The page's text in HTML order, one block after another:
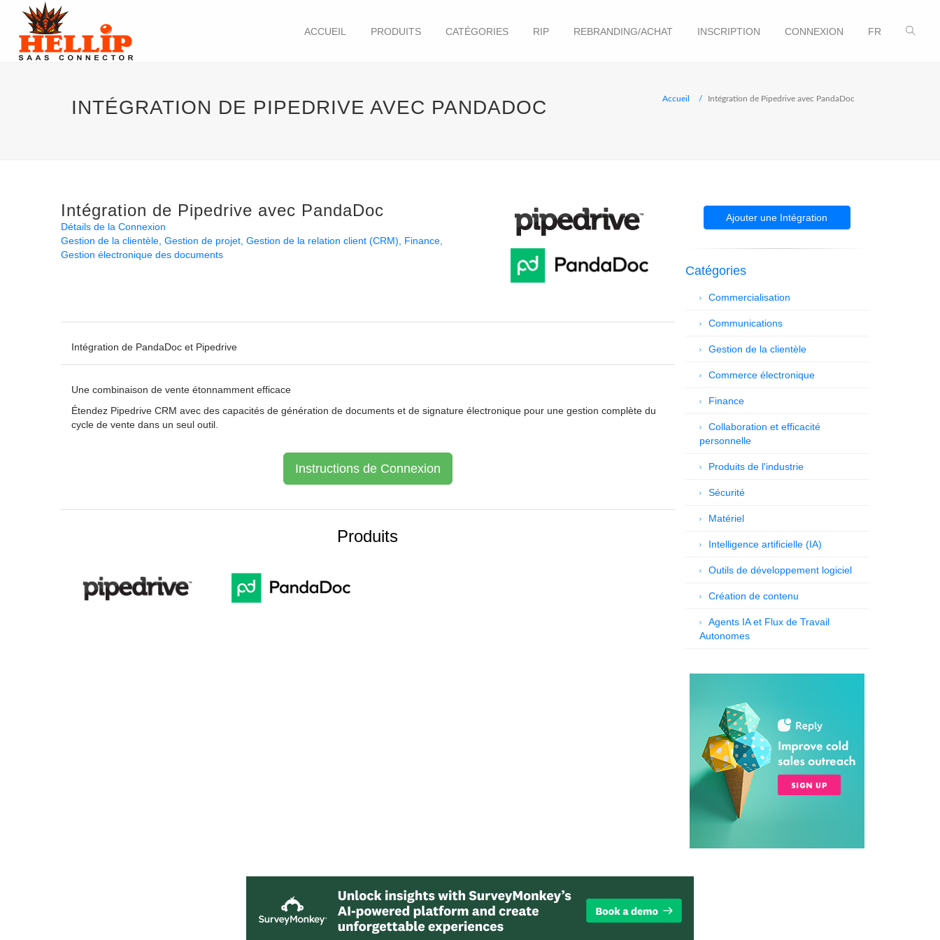
ACCUEIL PRODUITS CATÉGORIES RIP REBRANDING/ACHAT INSCRIPTION CONNEXION FR
INTÉGRATION DE PIPEDRIVE AVEC PANDADOC Accueil Intégration de Pipedrive avec PandaDoc
Intégration de Pipedrive avec PandaDoc
Détails de la Connexion
Gestion de la clientèle Gestion de projet Gestion de la relation client (CRM)
Finance
Gestion électronique des documents
Intégration de PandaDoc et Pipedrive
Une combinaison de vente étonnamment efficace
Étendez Pipedrive CRM avec des capacités de génération de documents et de signature électronique pour une gestion complète du
cycle de vente dans un seul outil.
Instructions de Connexion
Produits
Ajouter une Intégration
Catégories
Commercialisation
Communications
Gestion de la clientèle
Commerce électronique
Finance
Collaboration et efficacité
personnelle
Produits de l'industrie
Sécurité
Matériel
Intelligence artificielle (IA)
Outils de développement logiciel
Création de contenu
Agents IA et Flux de Travail
Autonomes